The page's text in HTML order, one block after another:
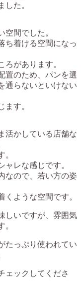
した。
間でした。
ち着ける空間になっ
ろがあります。
置のため、パンを選
通らないといけない
ます。
活かしている店舗な
。
ャレな感じです。
なので、若い方の姿
ような空間です。
しいですが、雰囲気
。
たっぷり使われてい
ェックしてくださ